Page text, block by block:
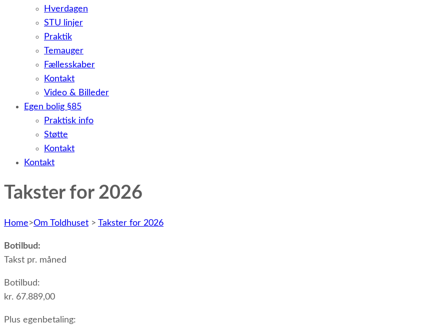
Hverdagen
STU linjer
Praktik
Temauger
Fællesskaber
Kontakt
Video & Billeder
Egen bolig §85
Praktisk info
Støtte
Kontakt
Kontakt
Takster for 2026
Home>Om Toldhuset > Takster for 2026
Botilbud:
Takst pr. måned
Botilbud:
kr. 67.889,00
Plus egenbetaling: